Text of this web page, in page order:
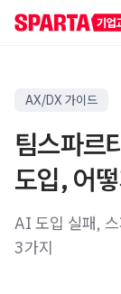
직급별 AI 교육
초급 신입사원 교육
중급 레벨별 교육
직무별 AI 교육
AX/DX 가이드
팀스파르
도입, 어
AI 도입 실패,
3가지